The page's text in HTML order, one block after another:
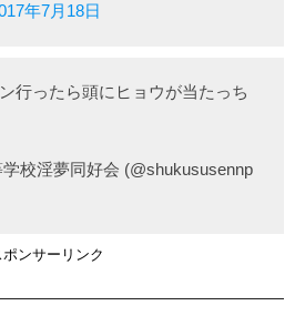
年7月18日
行ったら頭にヒョウが当たっち
校淫夢同好会 (@shukususennp
ポンサーリンク